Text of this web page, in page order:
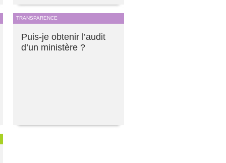
TRANSPARENCE
Puis-je obtenir l’audit
d’un ministère ?